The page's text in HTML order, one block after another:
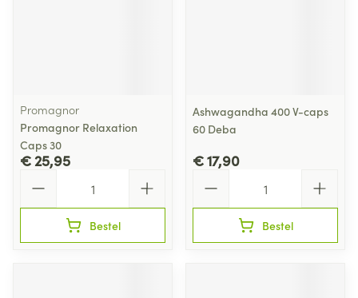
Promagnor
Promagnor Relaxation
Caps 30
€ 25,95
Bestel
Ashwagandha 400 V-caps
60 Deba
€ 17,90
Bestel